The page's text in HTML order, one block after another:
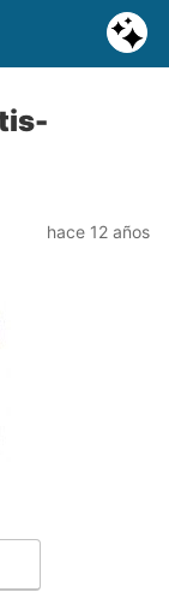
hace 12 años